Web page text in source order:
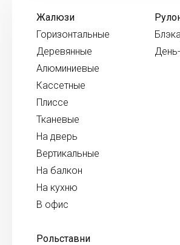
Жалюзи
Горизонтальные
Деревянные
Алюминиевые
Кассетные
Плиссе
Тканевые
На дверь
Вертикальные
На балкон
На кухню
В офис
Рольставни